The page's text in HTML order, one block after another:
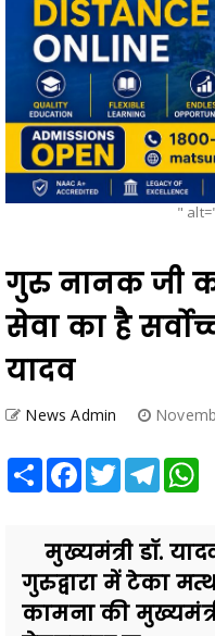
"
गुरु नानक जी
सेवा का है
यादव
News Admin
Share Facebook
TwitterTelegram
मुख्यमंत्री डॉ.
गुरुद्वारा में टेका
कामना की